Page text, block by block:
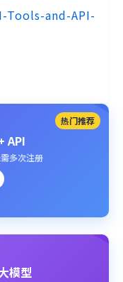
Tools-and-API-
热门推荐
API
多次注册
模型